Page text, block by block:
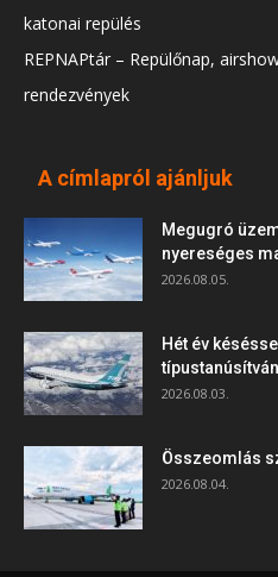
katonai repülés
REPNAPtár – Repülőnap,
rendezvények
A címlapról ajánljuk
Megugró
nyereséges
2026.08.05.
Hét év
2026.08.03.
Összeomlás
2026.08.04.